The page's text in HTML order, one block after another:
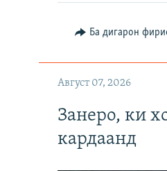
Ба дигарон
Август 07, 2026
Занеро, ки
кардаанд